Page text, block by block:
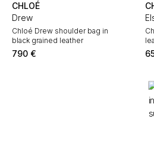
CHLOÉ
Drew
Chloé Drew shoulder bag in
black grained leather
790 €